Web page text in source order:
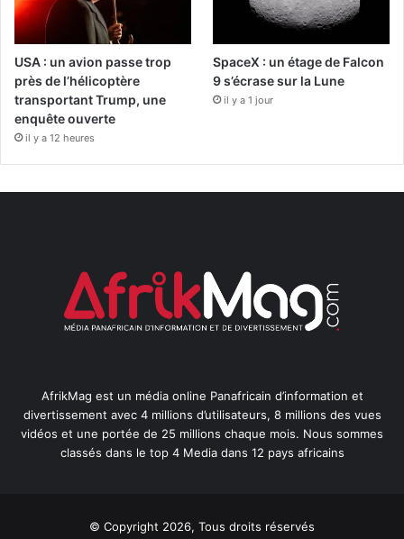
USA : un avion passe trop
près de l’hélicoptère
transportant Trump, une
enquête ouverte
il y a 12 heures
SpaceX : un étage de Falcon
9 s’écrase sur la Lune
il y a 1 jour
AfrikMag est un média online Panafricain d’information et
divertissement avec 4 millions d’utilisateurs, 8 millions des vues
vidéos et une portée de 25 millions chaque mois. Nous sommes
classés dans le top 4 Media dans 12 pays africains
© Copyright 2026, Tous droits réservés